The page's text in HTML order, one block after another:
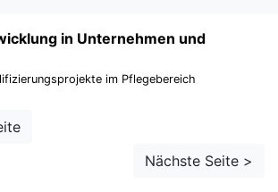
in Unternehmen und
im Pflegebereich
Nächste Seite >